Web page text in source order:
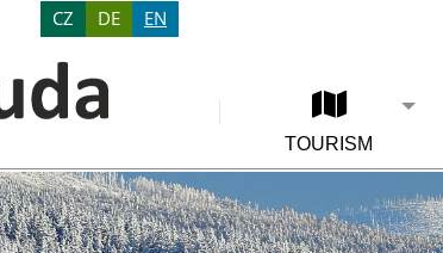
CZ DE EN
TOURISM